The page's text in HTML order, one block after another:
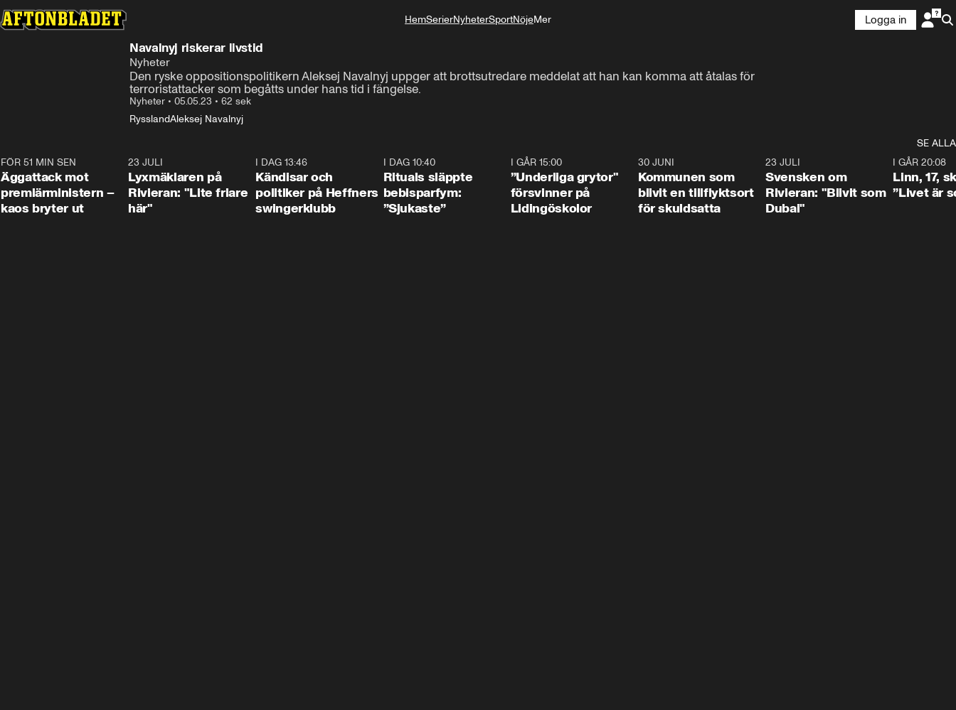
HemSerierNyheterSportNöjeMer
Logga in
Navalnyj riskerar livstid
Nyheter
Den ryske oppositionspolitikern Aleksej Navalnyj uppger att brottsutredare meddelat att han kan komma att åtalas för
terroristattacker som begåtts under hans tid i fängelse.
Nyheter • 05.05.23 • 62 sek
RysslandAleksej Navalnyj
SE ALLA
0:37
FÖR 51 MIN SEN
Äggattack mot
premiärministern –
kaos bryter ut
23 JULI
Lyxmäklaren på
Rivieran: "Lite friare
här"
I DAG 13:46
Kändisar och
politiker på Heffners
swingerklubb
I DAG 10:40
Rituals släppte
bebisparfym:
”Sjukaste”
I GÅR 15:00
”Underliga grytor"
försvinner på
Lidingöskolor
1:24
30 JUNI
Kommunen som
blivit en tillflyktsort
för skuldsatta
23 JULI
Svensken om
Rivieran: "Blivit som
Dubai"
I GÅR 20:08
Linn, 17,
”Livet är